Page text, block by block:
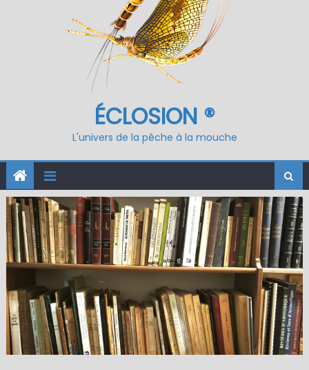
ÉCLOSION ®
L'univers de la pêche à la mouche